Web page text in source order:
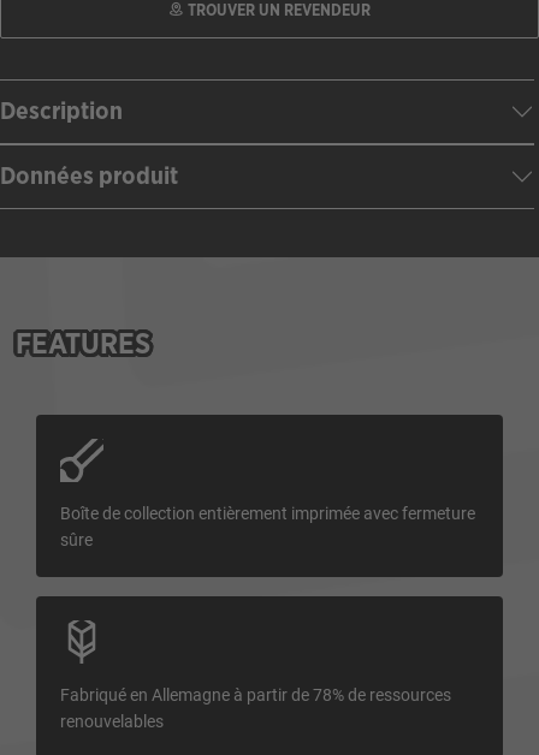
TROUVER UN REVENDEUR
Description
Données produit
FEATURES
Boîte de collection entièrement imprimée avec fermeture
sûre
Fabriqué en Allemagne à partir de 78% de ressources
renouvelables